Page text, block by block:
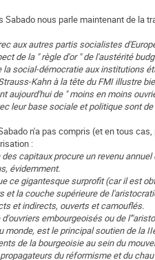
Sabado nous parle maintenant de la
aux autres partis socialistes
de la " règle d'or " de l'austérité
la social-démocratie aux institutions
Kahn à la tête du FMI illustre
aujourd'hui de " moins en moins
leur base sociale et politique sont
n'a pas compris (et en tous
:
capitaux procure un revenu
évidemment.
ce gigantesque surprofit (car il est
et la couche supérieure de
et indirects, ouverts et camouflés.
embourgeoisés ou de
monde, est le principal soutien de la
de la bourgeoisie au sein du
du réformisme et du